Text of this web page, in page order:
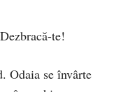
te!
Odaia se învârte